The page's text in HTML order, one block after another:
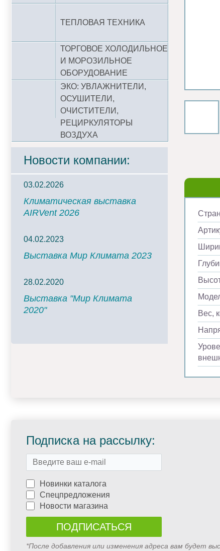
ТЕПЛОВАЯ ТЕХНИКА
ТОРГОВОЕ ХОЛОДИЛЬНОЕ
И МОРОЗИЛЬНОЕ
ОБОРУДОВАНИЕ
ЭКО: УВЛАЖНИТЕЛИ,
ОСУШИТЕЛИ,
ОЧИСТИТЕЛИ,
РЕЦИРКУЛЯТОРЫ
ВОЗДУХА
Новости компании:
03.02.2026
Климатическая выставка
AIRVent 2026
04.02.2023
Выставка Мир Климата 2023
28.02.2020
Выставка "Мир Климата
2020"
Вес,
Подписка на рассылку:
Новинки каталога
Спецпредложения
Новости магазина
*После добавления или изменения адреса вам будет